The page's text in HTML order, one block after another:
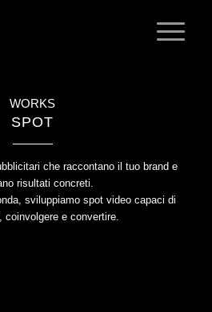
WORKS
SPOT
che raccontano il tuo brand e
risultati concreti.
sviluppiamo spot video capaci di
coinvolgere e convertire.